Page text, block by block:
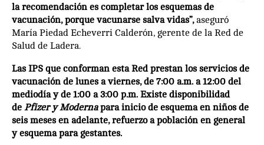
la recomendación es completar los esquemas de
vacunación, porque vacunarse salva vidas”,aseguró
María Piedad Echeverri Calderón, gerente de la Red de
Salud de Ladera.
Las IPS que conforman esta Red prestan los servicios de
vacunación de lunes a viernes, de 7:00 a.m. a 12:00 del
mediodía y de 1:00 a 3:00 p.m. Existe disponibilidad
de Pfizer y Modernapara inicio de esquema en niños de
seis meses en adelante, refuerzo a población en general
y esquema para gestantes.